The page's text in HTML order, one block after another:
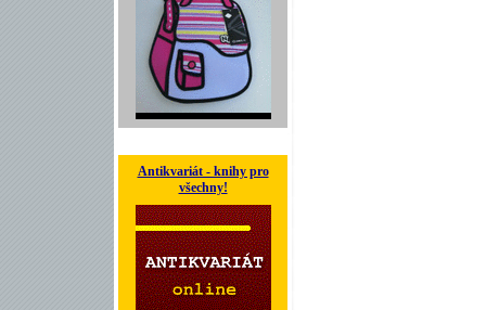
Antikvariát - knihy pro
všechny!